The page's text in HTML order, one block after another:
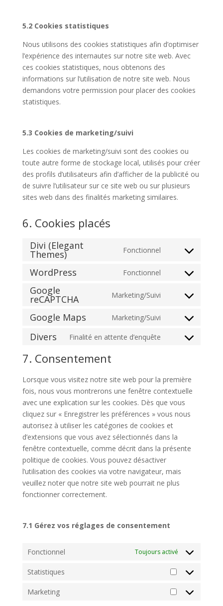
5.2 Cookies statistiques
Nous utilisons des cookies statistiques afin d’optimiser
l’expérience des internautes sur notre site web. Avec
ces cookies statistiques, nous obtenons des
informations sur l’utilisation de notre site web. Nous
demandons votre permission pour placer des cookies
statistiques.
5.3 Cookies de marketing/suivi
Les cookies de marketing/suivi sont des cookies ou
toute autre forme de stockage local, utilisés pour créer
des profils d’utilisateurs afin d’afficher de la publicité ou
de suivre l’utilisateur sur ce site web ou sur plusieurs
sites web dans des finalités marketing similaires.
6. Cookies placés
Divi (Elegant
Themes) Fonctionnel
Consent
service
(elegant-
WordPress Fonctionnel
Consent
service
Google
reCAPTCHA Marketing/Suivi
Consent
service
google-
Google Maps Marketing/Suivi
Consent
Divers Finalité en attente d’enquête
Consent
divers
7. Consentement
Lorsque vous visitez notre site web pour la première
fois, nous vous montrerons une fenêtre contextuelle
avec une explication sur les cookies. Dès que vous
cliquez sur « Enregistrer les préférences » vous nous
autorisez à utiliser les catégories de cookies et
d’extensions que vous avez sélectionnés dans la
fenêtre contextuelle, comme décrit dans la présente
politique de cookies. Vous pouvez désactiver
l’utilisation des cookies via votre navigateur, mais
veuillez noter que notre site web pourrait ne plus
fonctionner correctement.
7.1 Gérez vos réglages de consentement
Fonctionnel Toujours activé
Statistiques
Statistiques
Marketing
Marketing